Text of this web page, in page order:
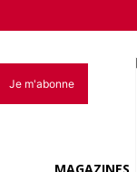
Je m'abonne
MAGAZINES